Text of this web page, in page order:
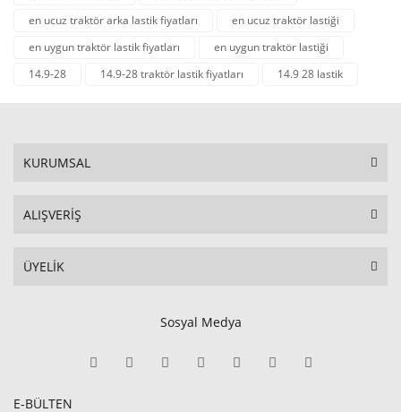
en ucuz traktör arka lastik fiyatları
en ucuz traktör lastiği
en uygun traktör lastik fiyatları
en uygun traktör lastiği
14.9-28
14.9-28 traktör lastik fiyatları 14.9 28 lastik
KURUMSAL
ALIŞVERİŞ
ÜYELİK
Sosyal Medya
E-BÜLTEN